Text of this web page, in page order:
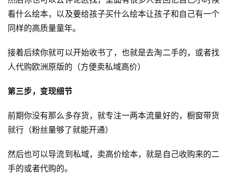
看什么绘本，以及要给孩子买什么绘本让孩子和自己有一个
同样的高质量童年。
接着后续你就可以开始收书了，也就是去淘二手的，或者找
人代购欧洲原版的（方便卖私域高价）
第三步，变现细节
前期你没有那么多存货，就专注一两本流量好的，橱窗带货
就行（粉丝量够了就能开通）
然后也可以导流到私域，卖高价绘本，就是自己收购来的二
手的或者代购的。